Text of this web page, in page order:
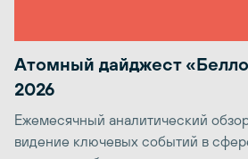
Атомный дайджест
2026
Ежемесячный аналитический
видение ключевых событий в